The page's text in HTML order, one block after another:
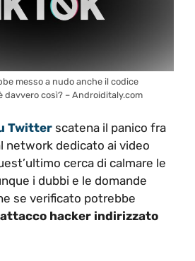
messo a nudo anche il codice
davvero così? – Androiditaly.com
Twitter scatena il panico fra
network dedicato ai video
cerca di calmare le
i dubbi e le domande
se verificato potrebbe
hacker indirizzato